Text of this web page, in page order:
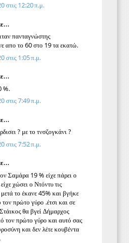
στις 12:20 π.μ.
πανταγνώστης
απο το 60 στο 19 τα εκατώ.
στις 1:05 π.μ.
%.
στις 7:49 π.μ.
? με το τνσζογκάνι ?
στις 7:52 π.μ.
Σαμάρα 19 % είχε πάρει ο
χώσει ο Ντόντυ τις
το έκανε 45% και βγήκε
πρώτο γύρο .έτσι και σε
θα βγεί Δήμαρχος
τον πρώτο γύρο και αυτό σας
και δεν λέτε κουβέντα